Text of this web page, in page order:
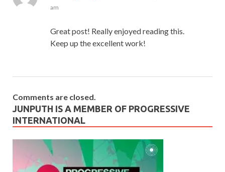
am
Great post! Really enjoyed reading this.
Keep up the excellent work!
Comments are closed.
JUNPUTH IS A MEMBER OF PROGRESSIVE
INTERNATIONAL